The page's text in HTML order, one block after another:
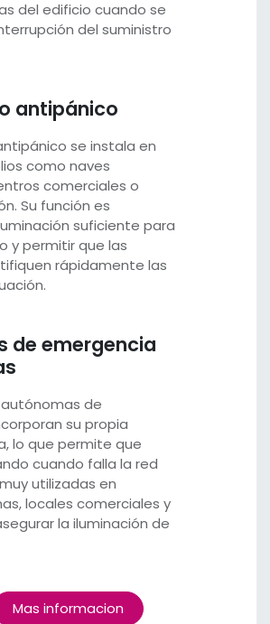
del edificio cuando se
del suministro
antipánico
se instala en
como naves
comerciales o
Su función es
suficiente para
y permitir que las
rápidamente las
de emergencia
autónomas de
su propia
lo que permite que
cuando falla la red
utilizadas en
locales comerciales y
la iluminación de
Mas informacion